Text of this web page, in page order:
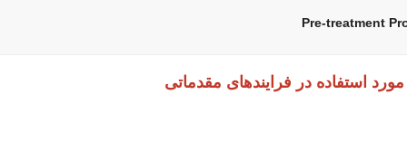
Pre-treatment
استفاده در فرایندهای مقدماتی